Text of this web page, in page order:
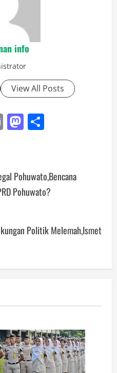
info
View All Posts
EmailMastodon
Pohuwato,Bencana
Pohuwato?
Politik Melemah,Ismet